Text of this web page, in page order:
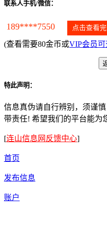
联系人手机/微信：
189****7550 点击查看
(查看需要80金币或VIP会员可
特此声明：
信息真伪请自行辨别，须谨
带责任! 希望我们的平台能为
[连山信息网反馈中心]
首页
发布信息
账户